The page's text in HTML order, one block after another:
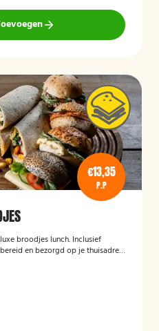
€13,35
P.P
broodjes lunch. Inclusief
en bezorgd op je thuisadres